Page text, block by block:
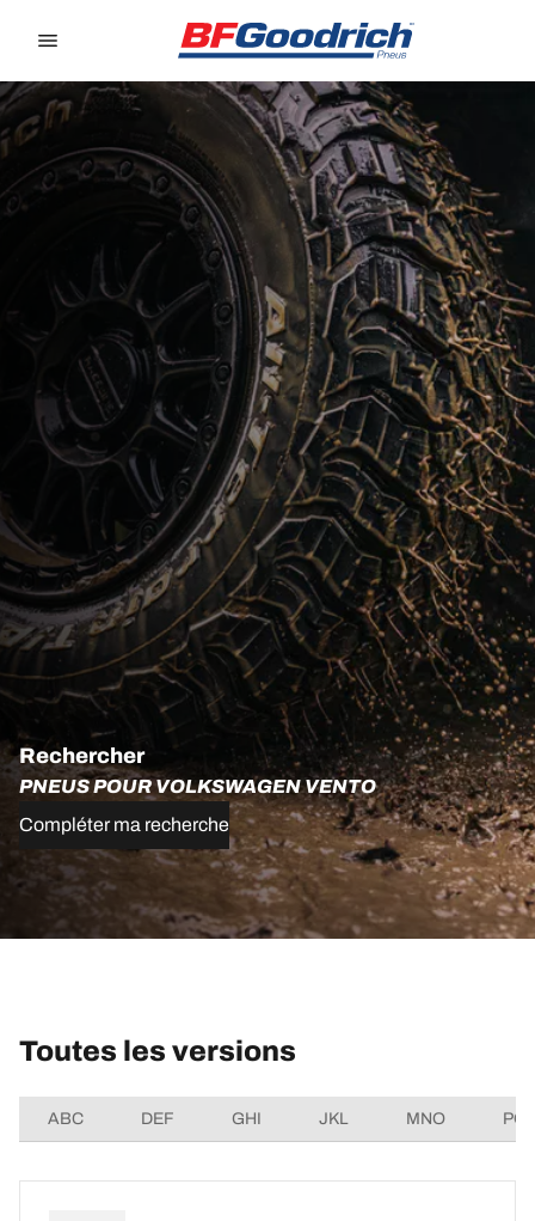
Rechercher
PNEUS POUR VOLKSWAGEN VENTO
Compléter ma recherche
Toutes les versions
ABC DEF GHI JKL MNO